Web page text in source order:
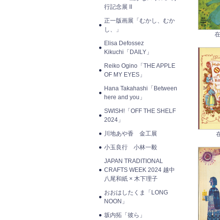
行記念展 II
正一版画展「むかし、むか
し、」
Elisa Defossez
Kikuchi「DAILY」
Reiko Ogino「THE APPLE
OF MY EYES」
Hana Takahashi「Between
here and you」
SWISH!「OFF THE SHELF
2024」
川地あや香 金工展
小玉良行 小林一毅
JAPAN TRADITIONAL
CRAFTS WEEK 2024 越中
八尾和紙 × 木下理子
おおはしたくま「LONG
NOON」
坂内拓「彼ら」